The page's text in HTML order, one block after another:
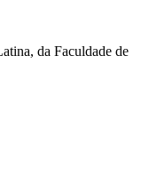
da Faculdade de